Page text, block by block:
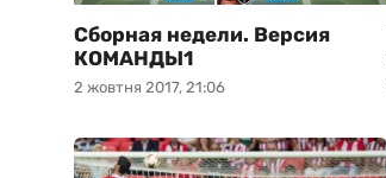
2 жовтня 2017, 21:06
Сборная недели. Версия
КОМАНДЫ1